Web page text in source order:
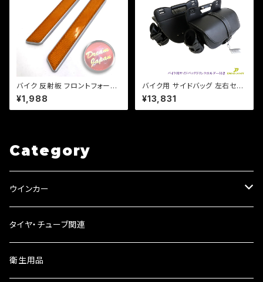
バイク 反射板 フロントフォーク
フレーム/両面テープ/ハーレー/
【シルバー・ブラック選択】/カスタ
ム/車検【クリックポスト送料無
¥1,988
バイク用 サイドバッグ 左右セッ
ト ドリンクホルダー レインカバ
ー付き /ドラッグスター/スポーツ
スター/ビラーゴ/マグナ
¥13,831
Category
ウインカー
ウインカーリレー
ウインカーレンズ
タイヤ・チューブ関連
衛生用品